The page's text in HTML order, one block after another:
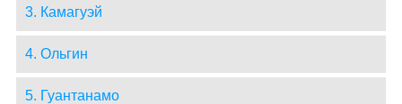
3. Камагуэй
4. Ольгин
5. Гуантанамо